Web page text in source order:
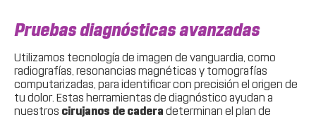
Pruebas diagnósticas avanzadas
Utilizamos tecnología de imagen de vanguardia, como
radiografías, resonancias magnéticas y tomografías
computarizadas, para identificar con precisión el origen de
tu dolor. Estas herramientas de diagnóstico ayudan a
nuestros cirujanos de cadera determinan el plan de